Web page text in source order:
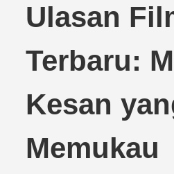
Ulasan
Terbaru:
Kesan
Memukau